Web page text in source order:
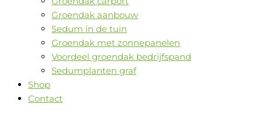
Groendak aanbouw
Sedum in de tuin
Groendak met zonnepanelen
Voordeel groendak bedrijfspand
Sedumplanten graf
Shop
Contact